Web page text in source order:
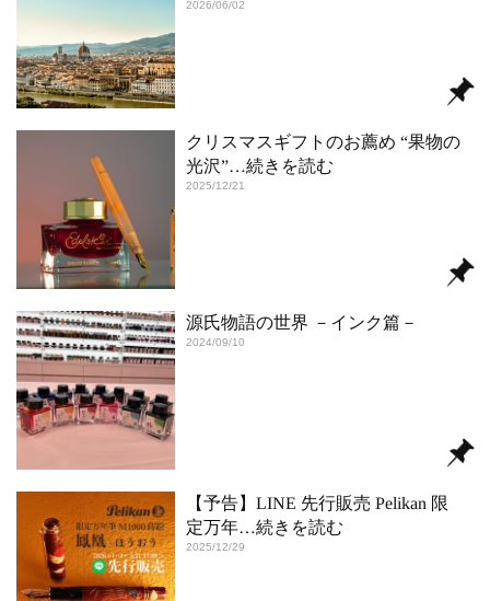
2026/06/02
クリスマスギフトのお薦め “果物の
光沢”…続きを読む
2025/12/21
源氏物語の世界 －インク篇－
2024/09/10
【予告】LINE 先行販売 Pelikan 限
定万年…続きを読む
2025/12/29